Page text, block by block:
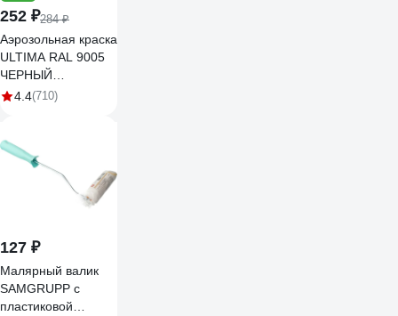
252 ₽284 ₽
Аэрозольная краска
ULTIMA RAL 9005
ЧЕРНЫЙ
МАТОВЫЙ
4.4(710)
127 ₽
Малярный валик
SAMGRUPP с
пластиковой